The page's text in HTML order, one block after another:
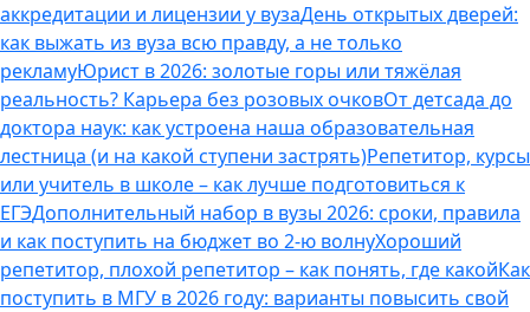
аккредитации и лицензии у вузаДень открытых дверей:
как выжать из вуза всю правду, а не только
рекламуЮрист в 2026: золотые горы или тяжёлая
реальность? Карьера без розовых очковОт детсада до
доктора наук: как устроена наша образовательная
лестница (и на какой ступени застрять)Репетитор, курсы
или учитель в школе – как лучше подготовиться к
ЕГЭДополнительный набор в вузы 2026: сроки, правила
и как поступить на бюджет во 2‑ю волнуХороший
репетитор, плохой репетитор – как понять, где какойКак
поступить в МГУ в 2026 году: варианты повысить свой